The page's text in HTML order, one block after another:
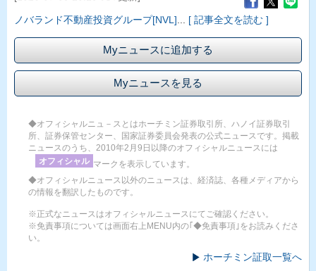
ノバランド不動産投資グループ[NVL] [ 記事全文を読む ]
Myニュースに追加する
Myニュースを見る
◆オフィシャルニュ－スとはホーチミン証券取引所、ハノイ証券取引
所、証券保管センター、国家証券委員会発表の公式ニュースです。掲載
ニュースのうち、2010年2月9日以降のオフィシャルニュースには
オフィシャル マークを表示しています。
◆オフィシャルニュース以外のニュースは、経済誌、各種メディアから
の情報を翻訳したものです。
※正式なニュースはオフィシャルニュースにてご確認ください。
※免責事項については画面右上MENU内の｢◆免責事項｣をお読みくださ
い。
ホーチミン証取一覧へ